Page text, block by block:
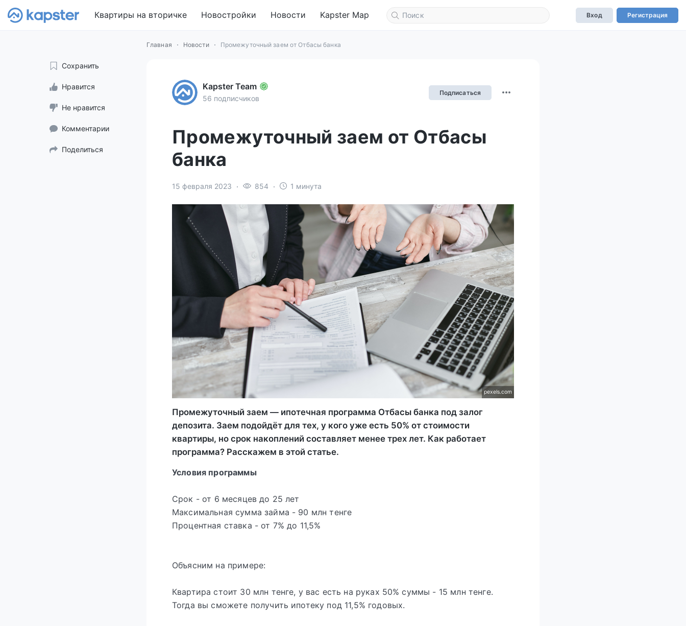
Квартиры на вторичке Новостройки Новости Kapster Map Вход Регистрация
Главная Новости Промежуточный заем от Отбасы банка
Сохранить
Нравится
Не нравится
Комментарии
Поделиться
Kapster Team
56 подписчиков
Подписаться
Промежуточный заем от Отбасы
банка
15 февраля 2023 854 1 минута
pexels.com
Промежуточный заем — ипотечная программа Отбасы банка под залог
депозита. Заем подойдёт для тех, у кого уже есть 50% от стоимости
квартиры, но срок накоплений составляет менее трех лет. Как работает
программа? Расскажем в этой статье.
Условия программы
Срок - от 6 месяцев до 25 лет
Максимальная сумма займа - 90 млн тенге
Процентная ставка - от 7% до 11,5%
Объясним на примере:
Квартира стоит 30 млн тенге, у вас есть на руках 50% суммы - 15 млн тенге.
Тогда вы сможете получить ипотеку под 11,5% годовых.